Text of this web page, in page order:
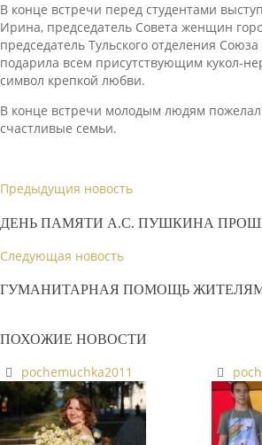
В конце встречи перед студентами
Ирина, председатель Совета женщин
председатель Тульского отделения
подарила всем присутствующим кукол-
символ крепкой любви.
В конце встречи молодым людям
счастливые семьи.
Предыдущия новость
ДЕНЬ ПАМЯТИ А.С. ПУШКИНА
Следующая новость
ГУМАНИТАРНАЯ ПОМОЩЬ
ПОХОЖИЕ НОВОСТИ
pochemuchka2011